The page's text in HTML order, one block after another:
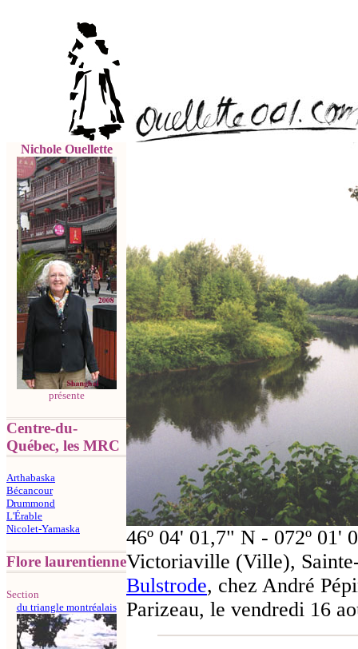
Nichole Ouellette
présente
Centre-du-
Québec, les MRC
Arthabaska
Bécancour
Drummond
L'Érable
Nicolet-Yamaska
Flore laurentienne
Section
du triangle montréalais
46º 04' 01,7" N - 072º 01'
Victoriaville (Ville),
Bulstrode, chez André
Parizeau, le vendredi 16